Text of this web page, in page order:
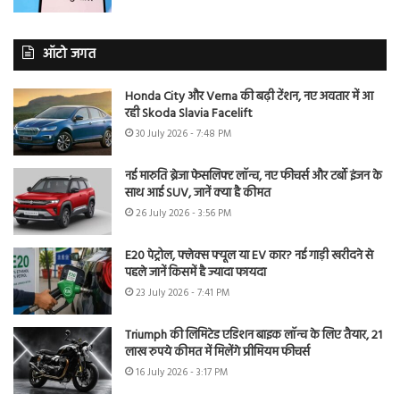
ऑटो जगत
Honda City और Verna की बढ़ी टेंशन, नए अवतार में आ
रही Skoda Slavia Facelift
30 July 2026 - 7:48 PM
नई मारुति ब्रेजा फेसलिफ्ट लॉन्च, नए फीचर्स और टर्बो इंजन के
साथ आई SUV, जानें क्या है कीमत
26 July 2026 - 3:56 PM
E20 पेट्रोल, फ्लेक्स फ्यूल या EV कार? नई गाड़ी खरीदने से
पहले जानें किसमें है ज्यादा फायदा
23 July 2026 - 7:41 PM
Triumph की लिमिटेड एडिशन बाइक लॉन्च के लिए तैयार, 21
लाख रुपये कीमत में मिलेंगे प्रीमियम फीचर्स
16 July 2026 - 3:17 PM